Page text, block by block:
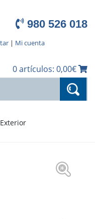
980 526 018
| Mi cuenta
0 artículos: 0,00€
Exterior